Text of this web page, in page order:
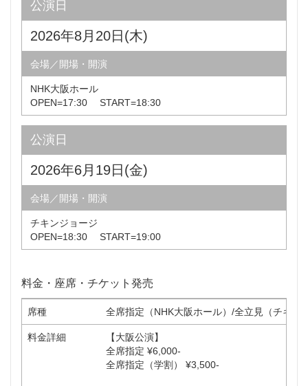
公演日
2026年8月20日(木)
会場／開場・開演
NHK大阪ホール
OPEN=17:30 START=18:30
公演日
2026年6月19日(金)
会場／開場・開演
チキンジョージ
OPEN=18:30 START=19:00
料金・座席・チケット発売
席種 全席指定（NHK大阪ホール）/全立見（チキン
料金詳細
【大阪公演】
全席指定 ¥6,000-
全席指定（学割） ¥3,500-